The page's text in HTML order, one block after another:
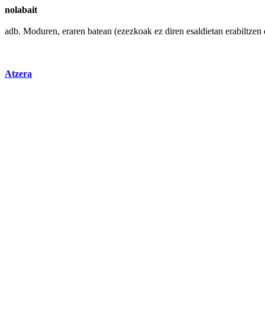
nolabait
adb. Moduren, eraren batean (ezezkoak ez diren esaldietan
Atzera